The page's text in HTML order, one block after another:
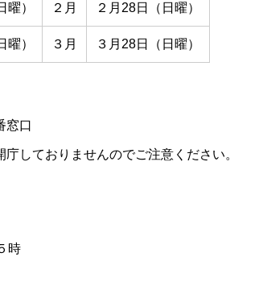
曜） ２月 ２月28日（日曜）
曜） ３月 ３月28日（日曜）
口
しておりませんのでご注意ください。
時